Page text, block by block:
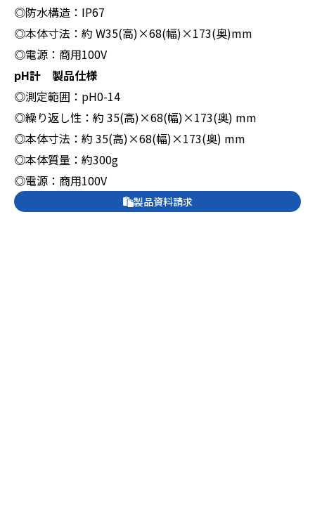
◎防水構造：IP67
◎本体寸法：約 W35(高)×68(幅)×173(奥)mm
◎電源：商用100V
pH計 製品仕様
◎測定範囲：pH0-14
◎繰り返し性：約 35(高)×68(幅)×173(奥) mm
◎本体寸法：約 35(高)×68(幅)×173(奥) mm
◎本体質量：約300g
◎電源：商用100V
製品資料請求